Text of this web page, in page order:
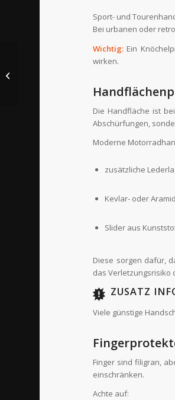
Sport- und
Bei urbanen oder
Wichtig: Ein
wirken.
Die Handfläche ist
Abschürfungen,
Moderne
zusätzliche
Kevlar- oder
Slider aus
Diese sorgen dafür,
das Verletzungsrisiko
ZUSATZ
Viele günstige
Finger sind filigran,
einschränken.
Achte auf: